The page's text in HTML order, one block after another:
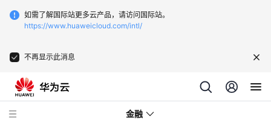
如需了解国际站更多云产品，请访问国际站。
https://www.huaweicloud.com/intl/
不再显示此消息
金融